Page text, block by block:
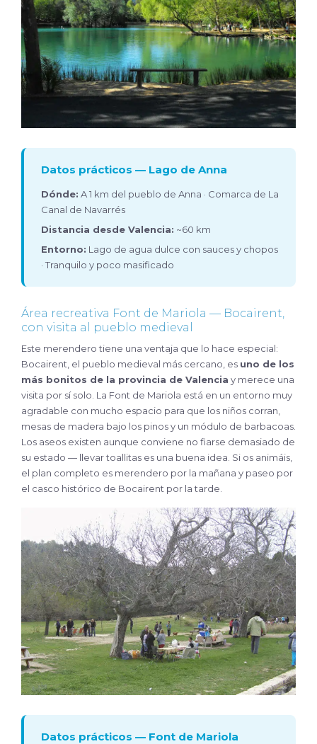
Datos prácticos — Lago de Anna
Dónde: A 1 km del pueblo de Anna · Comarca de La
Canal de Navarrés
Distancia desde Valencia: ~60 km
Entorno: Lago de agua dulce con sauces y chopos
· Tranquilo y poco masificado
Área recreativa Font de Mariola — Bocairent,
con visita al pueblo medieval
Este merendero tiene una ventaja que lo hace especial:
Bocairent, el pueblo medieval más cercano, es uno de los
más bonitos de la provincia de Valencia y merece una
visita por sí solo. La Font de Mariola está en un entorno muy
agradable con mucho espacio para que los niños corran,
mesas de madera bajo los pinos y un módulo de barbacoas.
Los aseos existen aunque conviene no fiarse demasiado de
su estado — llevar toallitas es una buena idea. Si os animáis,
el plan completo es merendero por la mañana y paseo por
el casco histórico de Bocairent por la tarde.
Datos prácticos — Font de Mariola